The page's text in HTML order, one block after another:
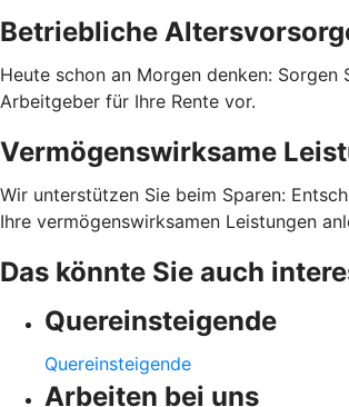
Betriebliche
Heute schon an Morgen denken: Sorgen
Arbeitgeber für Ihre Rente vor.
Vermögenswirksame
Wir unterstützen Sie beim Sparen:
Ihre vermögenswirksamen Leistungen
Das könnte Sie auch
Quereinsteigende
Quereinsteigende
Arbeiten bei uns